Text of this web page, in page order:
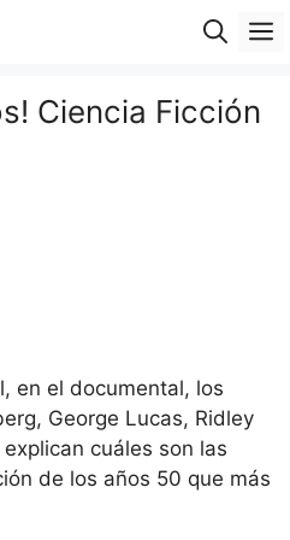
Ciencia Ficción
en el documental, los
George Lucas, Ridley
cuáles son las
de los años 50 que más